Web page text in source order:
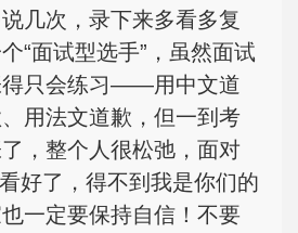
几次，录下来多看多复
“面试型选手”，虽然面试
得只会练习——用中文道
用法文道歉，但一到考
，整个人很松弛，面对
好了，得不到我是你们的
一定要保持自信！不要